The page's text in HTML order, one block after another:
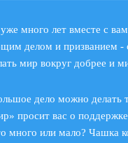
много лет вместе с
делом и призванием -
мир вокруг добрее и
дело можно делать
просит вас о
много или мало? Чашка